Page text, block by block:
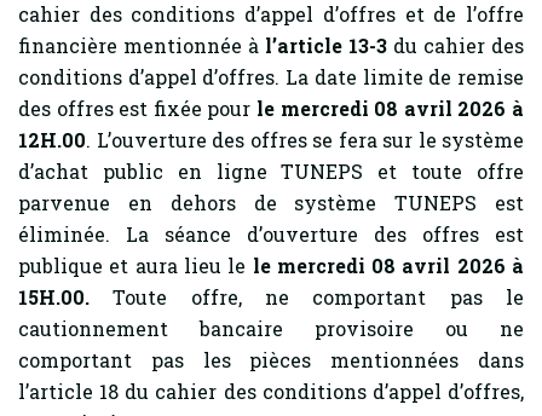
cahier des conditions d’appel d’offres et de l’offre
financière mentionnée à l’article 13-3 du cahier des
conditions d’appel d’offres. La date limite de remise
des offres est fixée pour le mercredi 08 avril 2026 à
12H.00. L’ouverture des offres se fera sur le système
d’achat public en ligne TUNEPS et toute offre
parvenue en dehors de système TUNEPS est
éliminée. La séance d’ouverture des offres est
publique et aura lieu le le mercredi 08 avril 2026 à
15H.00. Toute offre, ne comportant pas le
cautionnement bancaire provisoire ou ne
comportant pas les pièces mentionnées dans
l’article 18 du cahier des conditions d’appel d’offres,